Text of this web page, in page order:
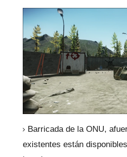
Barricada de la ONU,
existentes están